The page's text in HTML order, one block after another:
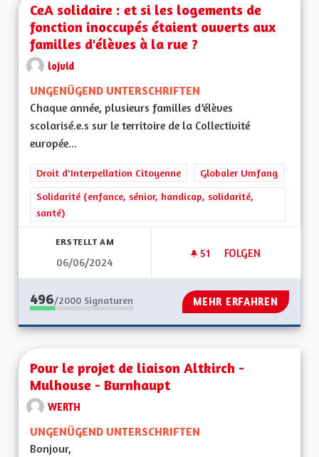
CeA solidaire : et si les logements de
fonction inoccupés étaient ouverts aux
familles d'élèves à la rue ?
lojvid
UNGENÜGEND UNTERSCHRIFTEN
Chaque année, plusieurs familles d’élèves
scolarisé.e.s sur le territoire de la Collectivité
europée...
Droit d'Interpellation Citoyenne
Globaler Umfang
Solidarité (enfance, sénior, handicap, solidarité,
santé)
ERSTELLT AM
06/06/2024
51 51 FOLLOWER
FOLGEN
CEA SOLIDAIRE :
496/2000 Signaturen MEHR ERFAHREN
Pour le projet de liaison Altkirch -
Mulhouse - Burnhaupt
WERTH
UNGENÜGEND UNTERSCHRIFTEN
Bonjour,